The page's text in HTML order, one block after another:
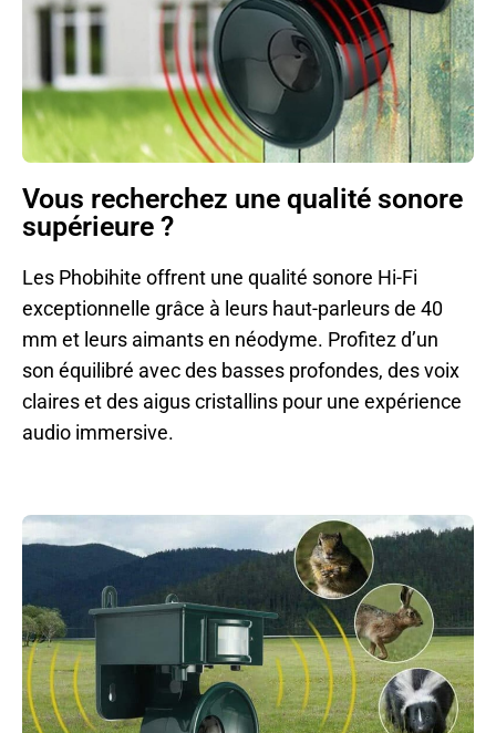
Vous recherchez une qualité sonore
supérieure ?
Les Phobihite offrent une qualité sonore Hi-Fi
exceptionnelle grâce à leurs haut-parleurs de 40
mm et leurs aimants en néodyme. Profitez d’un
son équilibré avec des basses profondes, des voix
claires et des aigus cristallins pour une expérience
audio immersive.